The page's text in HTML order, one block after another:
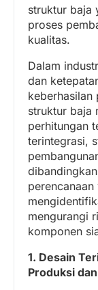
struktur baja
proses
kualitas.
Dalam
dan
keberhasilan
struktur baja
perhitungan
terintegrasi,
mengurangi
komponen
1. Desain
Produksi